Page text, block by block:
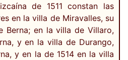
de 1511 constan las
en la villa de Miravalles, su
Berna; en la villa de Villaro,
y en la villa de Durango,
y en la de 1514 en la villa